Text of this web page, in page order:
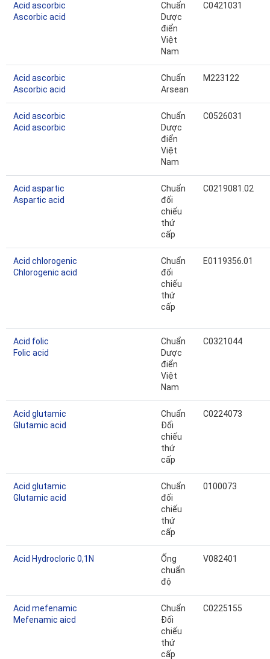
Acid ascorbic
Ascorbic acid
Chuẩn
Dược
điển
Việt
Nam
C0421031
Acid ascorbic
Ascorbic acid
Chuẩn
Arsean
M223122
Acid ascorbic
Acid ascorbic
Chuẩn
Dược
điển
Việt
Nam
C0526031
Acid aspartic
Aspartic acid
Chuẩn
đối
chiếu
thứ
cấp
C0219081.02
Acid chlorogenic
Chlorogenic acid
Chuẩn
đối
chiếu
thứ
cấp
E0119356.01
Acid folic
Folic acid
Chuẩn
Dược
điển
Việt
Nam
C0321044
Acid glutamic
Glutamic acid
Chuẩn
Đối
chiếu
thứ
cấp
C0224073
Acid glutamic
Glutamic acid
Chuẩn
đối
chiếu
thứ
cấp
0100073
Acid Hydrocloric 0,1N
Ống
chuẩn
độ
V082401
Acid mefenamic
Mefenamic aicd
Chuẩn
Đối
chiếu
thứ
cấp
C0225155